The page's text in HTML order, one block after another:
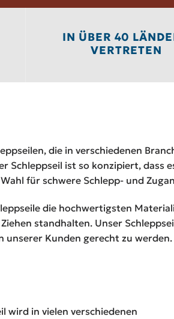
IN ÜBER 40
VERTRETEN
die in verschiedenen
ist so konzipiert, dass
für schwere Schlepp- und
die hochwertigsten
standhalten. Unser
Kunden gerecht zu werden.
wird in vielen verschiedenen